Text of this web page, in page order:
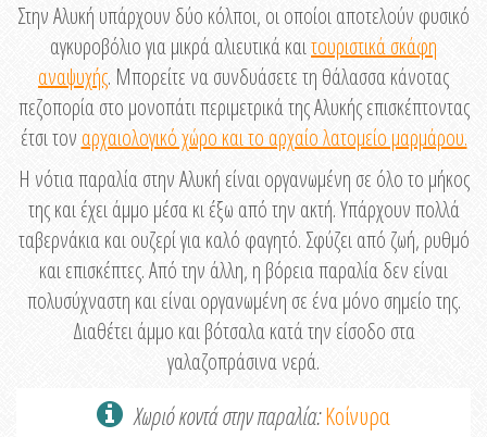
Στην Αλυκή υπάρχουν δύο κόλποι, οι οποίοι αποτελούν φυσικό
αγκυροβόλιο για μικρά αλιευτικά καιτουριστικά σκάφη
αναψυχής. Μπορείτε να συνδυάσετε τη θάλασσα κάνοτας
πεζοπορία στο μονοπάτι περιμετρικά της Αλυκής επισκέπτοντας
έτσι τον αρχαιολογικό χώρο και το αρχαίο λατομείο μαρμάρου.
Η νότια παραλία στην Αλυκή είναι οργανωμένη σε όλο το μήκος
της και έχει άμμο μέσα κι έξω από την ακτή. Υπάρχουν πολλά
ταβερνάκια και ουζερί για καλό φαγητό. Σφύζει από ζωή, ρυθμό
και επισκέπτες. Από την άλλη, η βόρεια παραλία δεν είναι
πολυσύχναστη και είναι οργανωμένη σε ένα μόνο σημείο της.
Διαθέτει άμμο και βότσαλα κατά την είσοδο στα
γαλαζοπράσινα νερά.
Χωριό κοντά στην παραλία:Κοίνυρα